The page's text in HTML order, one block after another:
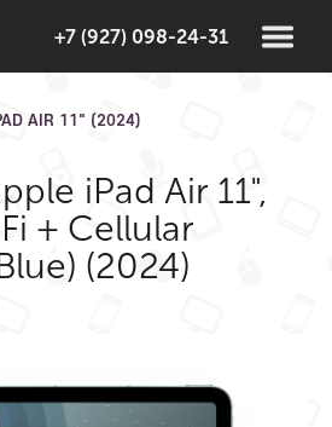
+7 (927) 098-24-31
AIR 11" (2024)
iPad Air 11",
+ Cellular
(2024)